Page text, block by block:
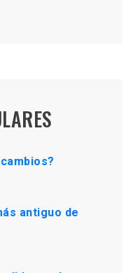
antiguo de